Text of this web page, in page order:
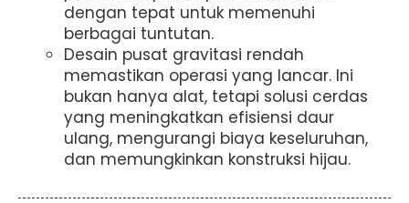
dengan tepat untuk memenuhi
berbagai tuntutan.
Desain pusat gravitasi rendah
memastikan operasi yang lancar. Ini
bukan hanya alat, tetapi solusi cerdas
yang meningkatkan efisiensi daur
ulang, mengurangi biaya keseluruhan,
dan memungkinkan konstruksi hijau.